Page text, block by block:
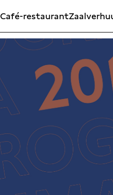
Café-restaurant